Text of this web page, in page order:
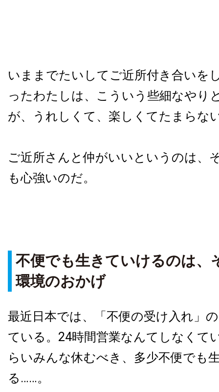
いままでたいしてご近所付き合いを
ったわたしは、こういう些細なやり
が、うれしくて、楽しくてたまらな
ご近所さんと仲がいいというのは、
も心強いのだ。
不便でも生きていけるのは、
環境のおかげ
最近日本では、「不便の受け入れ」
ている。24時間営業なんてしなくて
らいみんな休むべき、多少不便でも
る……。